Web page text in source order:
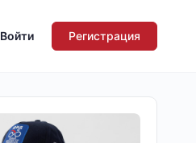
Войти Регистрация